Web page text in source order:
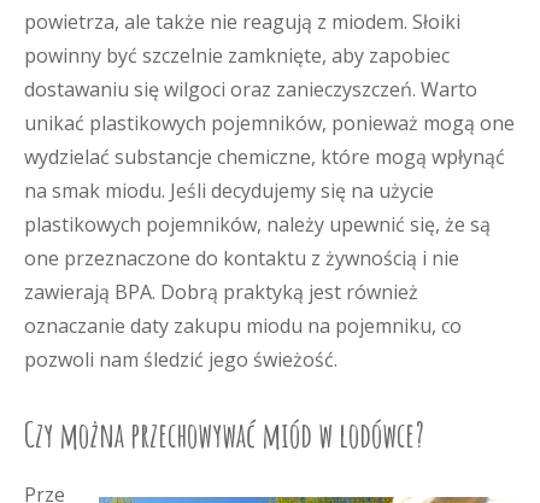
powietrza, ale także nie reagują z miodem. Słoiki
powinny być szczelnie zamknięte, aby zapobiec
dostawaniu się wilgoci oraz zanieczyszczeń. Warto
unikać plastikowych pojemników, ponieważ mogą one
wydzielać substancje chemiczne, które mogą wpłynąć
na smak miodu. Jeśli decydujemy się na użycie
plastikowych pojemników, należy upewnić się, że są
one przeznaczone do kontaktu z żywnością i nie
zawierają BPA. Dobrą praktyką jest również
oznaczanie daty zakupu miodu na pojemniku, co
pozwoli nam śledzić jego świeżość.
Czy można przechowywać miód w lodówce?
Prze